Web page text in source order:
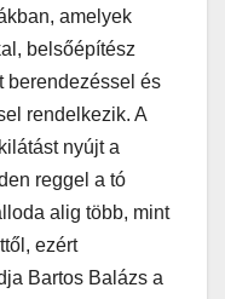
amelyek
belsőépítész
berendezéssel és
rendelkezik. A
nyújt a
reggel a tó
alig több, mint
ezért
Bartos Balázs a